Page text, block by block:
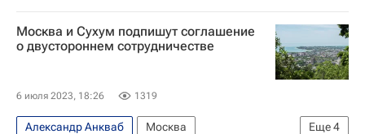
Москва и Сухум подпишут соглашение
о двустороннем сотрудничестве
6 июля 2023, 18:26 1319
Еще4
Александр Анкваб
Москва